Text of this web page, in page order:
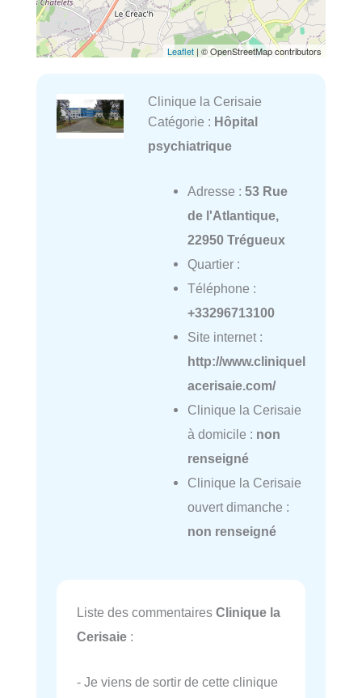
Leaflet | © OpenStreetMap contributors
Clinique la Cerisaie
Catégorie : Hôpital
psychiatrique
Adresse : 53 Rue
de l'Atlantique,
22950 Trégueux
Quartier :
Téléphone :
+33296713100
Site internet :
http://www.cliniquel
acerisaie.com/
Clinique la Cerisaie
à domicile : non
renseigné
Clinique la Cerisaie
ouvert dimanche :
non renseigné
Liste des commentaires Clinique la
Cerisaie :
- Je viens de sortir de cette clinique